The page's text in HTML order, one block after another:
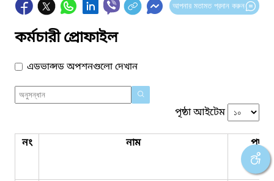
আপনার মতামত প্রদান করুন
কর্মচারী প্রোফাইল
এডভান্সড অপশনগুলো দেখান
পৃষ্ঠা আইটেম
নং নাম পদবি